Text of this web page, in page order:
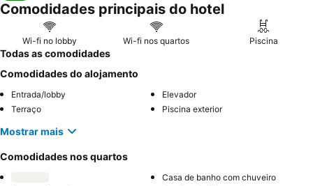
Comodidades principais do hotel
Wi-fi no lobby Wi-fi nos quartos Piscina
Todas as comodidades
Comodidades do alojamento
Entrada/lobby
Elevador
Terraço
Piscina exterior
Mostrar mais
Comodidades nos quartos
Casa de banho com chuveiro